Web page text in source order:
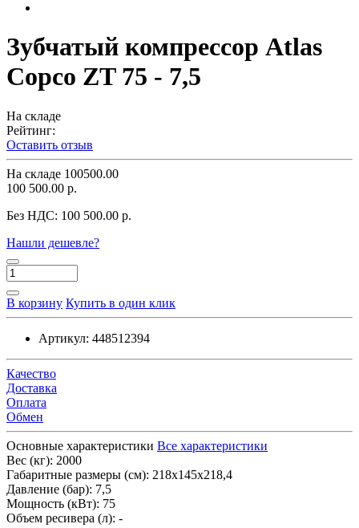
Зубчатый компрессор Atlas
Copco ZT 75 - 7,5
На складе
Рейтинг:
Оставить отзыв
На складе 100500.00
100 500.00 р.
Без НДС: 100 500.00 р.
Нашли дешевле?
В корзину Купить в один клик
Артикул: 448512394
Качество
Доставка
Оплата
Обмен
Основные характеристики Все характеристики
Вес (кг): 2000
Габаритные размеры (см): 218х145х218,4
Давление (бар): 7,5
Мощность (кВт): 75
Объем ресивера (л): -